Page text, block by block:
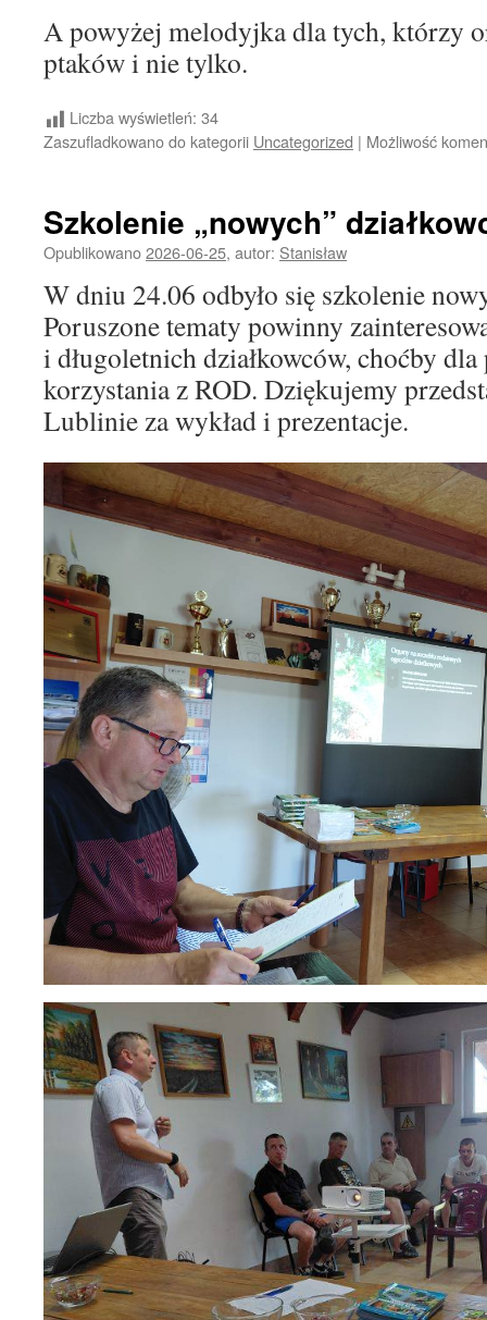
A powyżej melodyjka dla tych, którzy
ptaków i nie tylko.
Liczba wyświetleń: 34
Zaszufladkowano do kategorii Uncategorized | Możliwość
Szkolenie „nowych”
Opublikowano2026-06-25, autor: Stanisław
W dniu 24.06 odbyło się szkolenie
Poruszone tematy powinny
i długoletnich działkowców, choćby
korzystania z ROD. Dziękujemy
Lublinie za wykład i prezentacje.